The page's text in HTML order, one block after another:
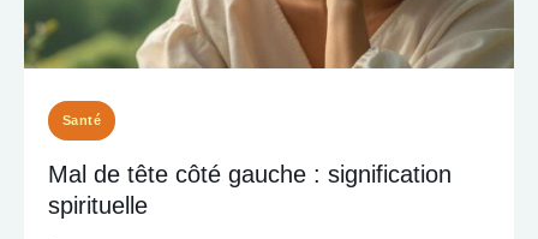
Santé
Mal de tête côté gauche : signification
spirituelle